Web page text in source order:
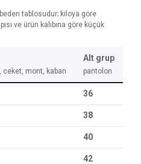
tablosudur; kiloya göre
ve ürün kalıbına göre küçük
ceket, mont, kaban
Alt grup
pantolon
36
38
40
42